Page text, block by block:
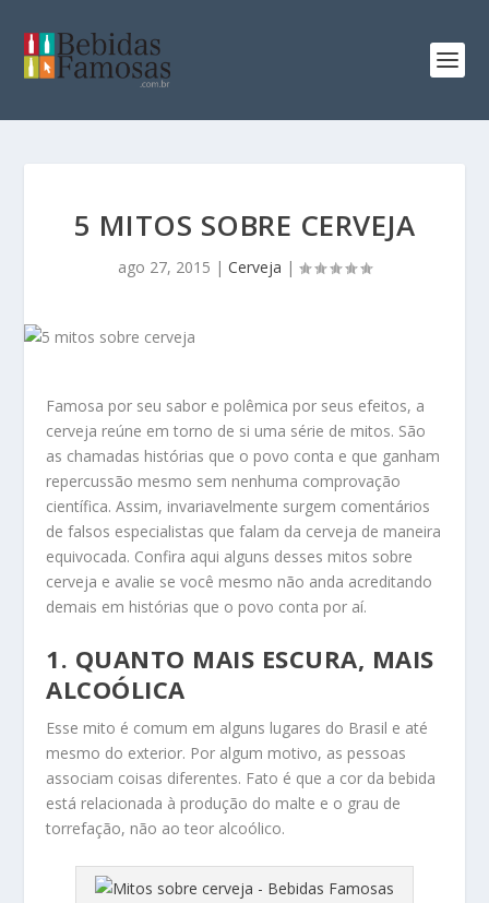
5 MITOS SOBRE CERVEJA
ago 27, 2015 | Cerveja |
Famosa por seu sabor e polêmica por seus efeitos, a
cerveja reúne em torno de si uma série de mitos. São
as chamadas histórias que o povo conta e que ganham
repercussão mesmo sem nenhuma comprovação
científica. Assim, invariavelmente surgem comentários
de falsos especialistas que falam da cerveja de maneira
equivocada. Confira aqui alguns desses mitos sobre
cerveja e avalie se você mesmo não anda acreditando
demais em histórias que o povo conta por aí.
1. QUANTO MAIS ESCURA, MAIS
ALCOÓLICA
Esse mito é comum em alguns lugares do Brasil e até
mesmo do exterior. Por algum motivo, as pessoas
associam coisas diferentes. Fato é que a cor da bebida
está relacionada à produção do malte e o grau de
torrefação, não ao teor alcoólico.